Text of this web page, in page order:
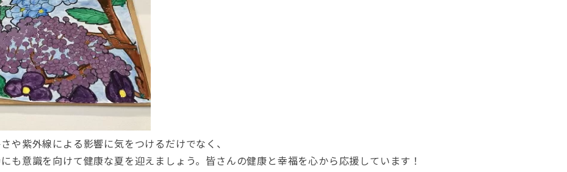
や紫外線による影響に気をつけるだけでなく、
も意識を向けて健康な夏を迎えましょう。皆さんの健康と幸福を心から応援しています！